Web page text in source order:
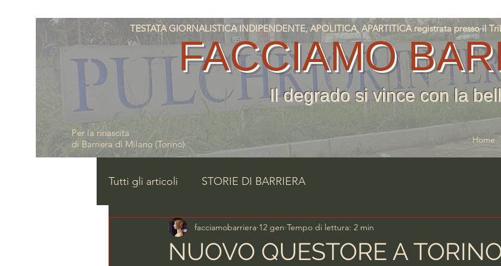
Per la rinascita
di Barriera di Milano (Torino)
FACCIAMO
Il degrado si vince con la
Home
TESTATA GIORNALISTICA INDIPENDENTE, APOLITICA, APARTITICA registrata presso il
Tutti gli articoli STORIE DI BARRIERA
NUOVO QUESTORE A
facciamobarriera 12 gen Tempo di lettura: 2 min